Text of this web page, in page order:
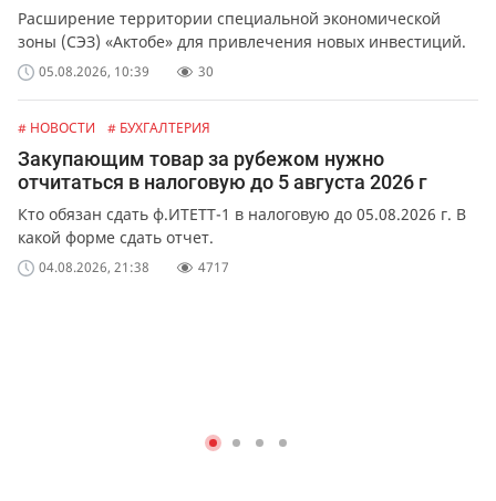
Расширение территории специальной экономической
зоны (СЭЗ) «Актобе» для привлечения новых инвестиций.
05.08.2026, 10:39 30
# НОВОСТИ # БУХГАЛТЕРИЯ
Закупающим товар за рубежом нужно
отчитаться в налоговую до 5 августа 2026 г
Кто обязан сдать ф.ИТЕТТ-1 в налоговую до 05.08.2026 г. В
какой форме сдать отчет.
04.08.2026, 21:38 4717